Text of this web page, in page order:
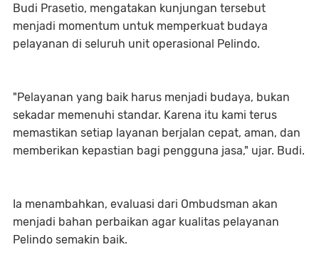
Budi Prasetio, mengatakan kunjungan tersebut
menjadi momentum untuk memperkuat budaya
pelayanan di seluruh unit operasional Pelindo.
"Pelayanan yang baik harus menjadi budaya, bukan
sekadar memenuhi standar. Karena itu kami terus
memastikan setiap layanan berjalan cepat, aman, dan
memberikan kepastian bagi pengguna jasa," ujar. Budi.
Ia menambahkan, evaluasi dari Ombudsman akan
menjadi bahan perbaikan agar kualitas pelayanan
Pelindo semakin baik.